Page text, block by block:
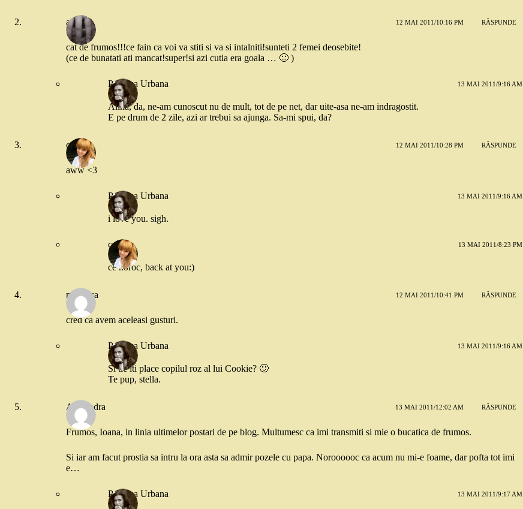
alina 12 MAI 2011/10:16 PM RĂSPUNDE
cat de frumos!!!ce fain ca voi va stiti si va si intalniti!sunteti 2 femei deosebite!
(ce de bunatati ati mancat!super!si azi cutia era goala … 🙁 )
Printesa Urbana 13 MAI 2011/9:16 AM
Alina, da, ne-am cunoscut nu de mult, tot de pe net, dar uite-asa ne-am indragostit.
E pe drum de 2 zile, azi ar trebui sa ajunga. Sa-mi spui, da?
cookie 12 MAI 2011/10:28 PM RĂSPUNDE
aww <3
Printesa Urbana 13 MAI 2011/9:16 AM
i love you. sigh.
cookie 13 MAI 2011/8:23 PM
ce noroc, back at you:)
modniza 12 MAI 2011/10:41 PM RĂSPUNDE
cred ca avem aceleasi gusturi.
Printesa Urbana 13 MAI 2011/9:16 AM
Si tie iti place copilul roz al lui Cookie? 🙂
Te pup, stella.
Alexandra 13 MAI 2011/12:02 AM RĂSPUNDE
Frumos, Ioana, in linia ultimelor postari de pe blog. Multumesc ca imi transmiti si mie o bucatica de frumos.
Si iar am facut prostia sa intru la ora asta sa admir pozele cu papa. Noroooooc ca acum nu mi-e foame, dar pofta tot imi
e…
Printesa Urbana 13 MAI 2011/9:17 AM